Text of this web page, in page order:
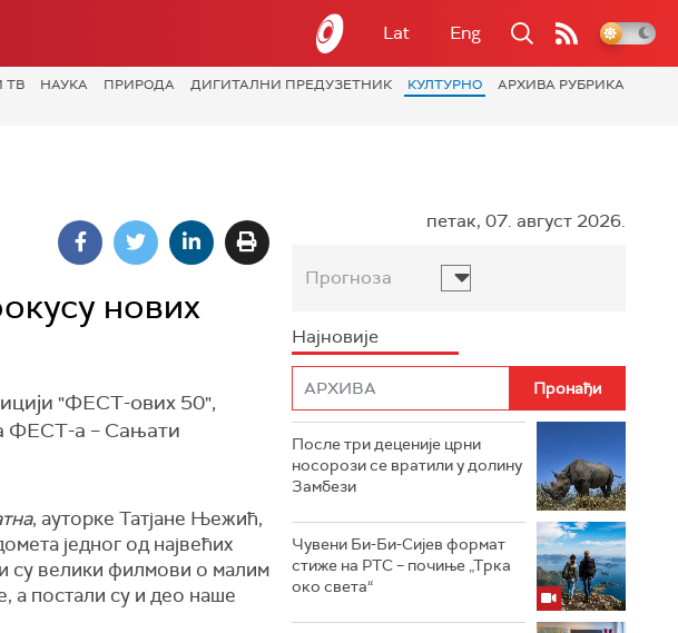
Lat Eng
ТВ НАУКА ПРИРОДА ДИГИТАЛНИ ПРЕДУЗЕТНИК КУЛТУРНО
АРХИВА РУБРИКА
нових
"ФЕСТ-ових 50",
ФЕСТ-а – Сањати
, ауторке Татјане Њежић,
једног од највећих
су велики филмови о малим
а постали су и део наше
петак, 07. август 2026.
Прогноза
Најновије
После три деценије црни
носорози се вратили у долину
Замбези
Чувени Би-Би-Сијев формат
стиже на РТС – почиње „Трка
око света“